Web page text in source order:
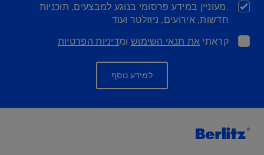
.מעוניין במידע פרסומי בנוגע למבצעים, תוכניות
חדשות, אירועים, ניוזלטר ועוד
קראתי את תנאי השימוש ומדיניות הפרטיות
למידע נוסף